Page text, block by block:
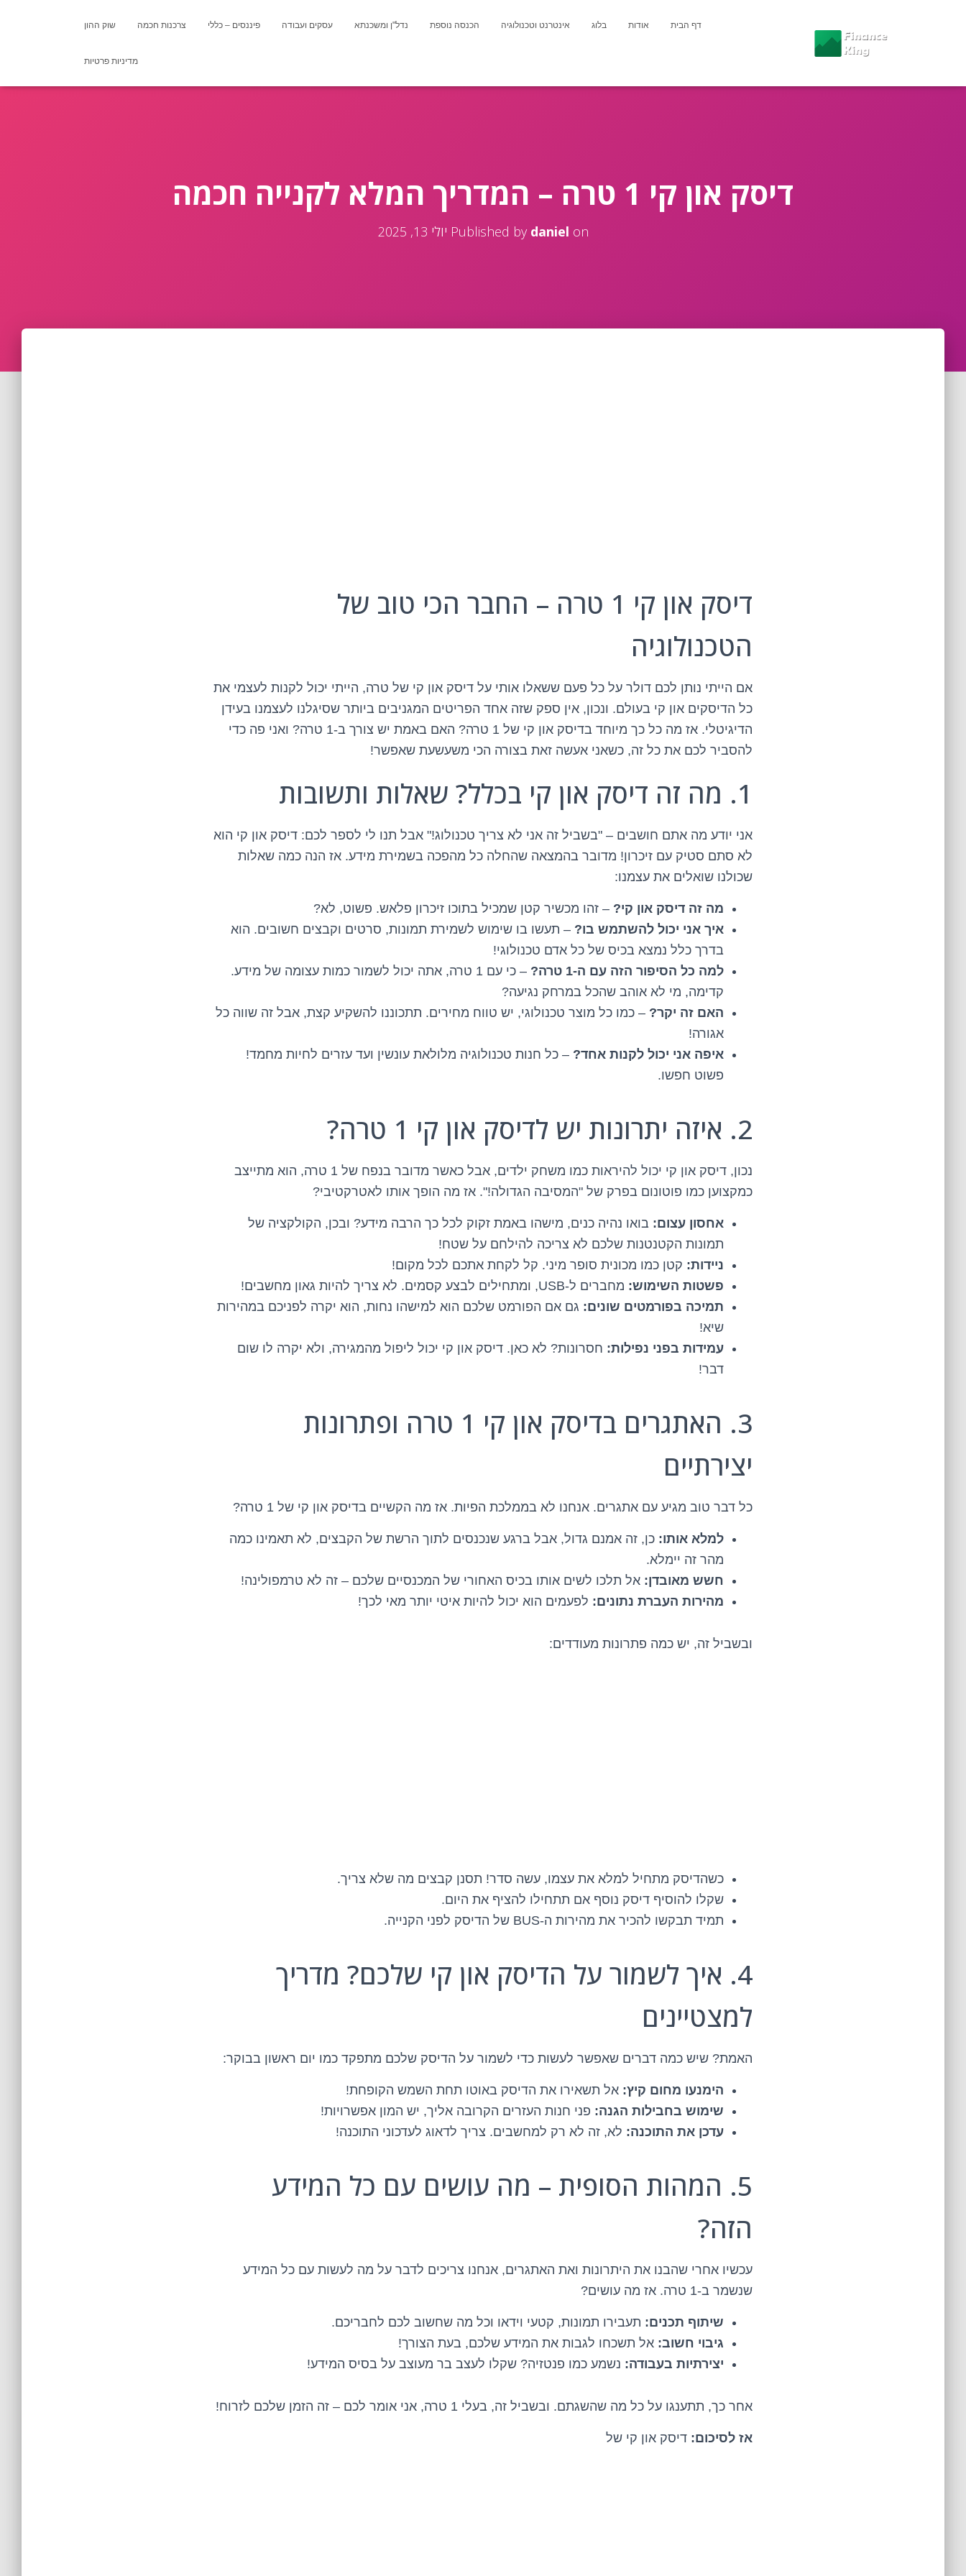
דף הבית אודות בלוג אינטרנט וטכנולוגיה הכנסה נוספת נדל"ן ומשכנתא עסקים ועבודה פיננסים – כללי צרכנות חכמה שוק ההון
מדיניות פרטיות
דיסק און קי 1 טרה – המדריך המלא לקנייה חכמה
Published by daniel on יולי 13, 2025
דיסק און קי 1 טרה – החבר הכי טוב של
הטכנולוגיה
אם הייתי נותן לכם דולר על כל פעם ששאלו אותי על דיסק און קי של טרה, הייתי יכול לקנות לעצמי את
כל הדיסקים און קי בעולם. ונכון, אין ספק שזה אחד הפריטים המגניבים ביותר שסיגלנו לעצמנו בעידן
הדיגיטלי. אז מה כל כך מיוחד בדיסק און קי של 1 טרה? האם באמת יש צורך ב-1 טרה? ואני פה כדי
להסביר לכם את כל זה, כשאני אעשה זאת בצורה הכי משעשעת שאפשר!
1. מה זה דיסק און קי בכלל? שאלות ותשובות
אני יודע מה אתם חושבים – "בשביל זה אני לא צריך טכנולוג!" אבל תנו לי לספר לכם: דיסק און קי הוא
לא סתם סטיק עם זיכרון! מדובר בהמצאה שהחלה כל מהפכה בשמירת מידע. אז הנה כמה שאלות
שכולנו שואלים את עצמנו:
מה זה דיסק און קי? – זהו מכשיר קטן שמכיל בתוכו זיכרון פלאש. פשוט, לא?
איך אני יכול להשתמש בו? – תעשו בו שימוש לשמירת תמונות, סרטים וקבצים חשובים. הוא
בדרך כלל נמצא בכיס של כל אדם טכנולוגי!
למה כל הסיפור הזה עם ה-1 טרה?
– כי עם 1 טרה, אתה יכול לשמור כמות עצומה של מידע.
קדימה, מי לא אוהב שהכל במרחק נגיעה?
האם זה יקר? – כמו כל מוצר טכנולוגי, יש טווח מחירים. תתכוננו להשקיע קצת, אבל זה שווה כל
אגורה!
איפה אני יכול לקנות אחד? – כל חנות טכנולוגיה מלולאת עונשין ועד עזרים לחיות מחמד!
פשוט חפשו.
2. איזה יתרונות יש לדיסק און קי 1 טרה?
נכון, דיסק און קי יכול להיראות כמו משחק ילדים, אבל כאשר מדובר בנפח של 1 טרה, הוא מתייצב
כמקצוען כמו פוטונום בפרק של "המסיבה הגדולה!". אז מה הופך אותו לאטרקטיבי?
אחסון עצום: בואו נהיה כנים, מישהו באמת זקוק לכל כך הרבה מידע? ובכן, הקולקציה של
תמונות הקטנטנות שלכם לא צריכה להילחם על שטח!
ניידות: קטן כמו מכונית סופר מיני. קל לקחת אתכם לכל מקום!
פשטות השימוש: מחברים ל-USB, ומתחילים לבצע קסמים. לא צריך להיות גאון מחשבים!
תמיכה בפורמטים שונים: גם אם הפורמט שלכם הוא למישהו נחות, הוא יקרה לפניכם במהירות
שיא!
עמידות בפני נפילות: חסרונות? לא כאן. דיסק און קי יכול ליפול מהמגירה, ולא יקרה לו שום
דבר!
3. האתגרים בדיסק און קי 1 טרה ופתרונות
יצירתיים
כל דבר טוב מגיע עם אתגרים. אנחנו לא בממלכת הפיות. אז מה הקשיים בדיסק און קי של 1 טרה?
למלא אותו: כן, זה אמנם גדול, אבל ברגע שנכנסים לתוך הרשת של הקבצים, לא תאמינו כמה
מהר זה יימלא.
חשש מאובדן: אל תלכו לשים אותו בכיס האחורי של המכנסיים שלכם – זה לא טרמפולינה!
מהירות העברת נתונים: לפעמים הוא יכול להיות איטי יותר מאי לכך!
ובשביל זה, יש כמה פתרונות מעודדים:
כשהדיסק מתחיל למלא את עצמו, עשה סדר! תסנן קבצים מה שלא צריך.
שקלו להוסיף דיסק נוסף אם תתחילו להציף את היום.
תמיד תבקשו להכיר את מהירות ה-BUS של הדיסק לפני הקנייה.
4. איך לשמור על הדיסק און קי שלכם? מדריך
למצטיינים
האמת? שיש כמה דברים שאפשר לעשות כדי לשמור על הדיסק שלכם מתפקד כמו יום ראשון בבוקר:
הימנעו מחום קיץ: אל תשאירו את הדיסק באוטו תחת השמש הקופחת!
שימוש בחבילות הגנה: פני חנות העזרים הקרובה אליך, יש המון אפשרויות!
עדכן את התוכנה: לא, זה לא רק למחשבים. צריך לדאוג לעדכוני התוכנה!
5. המהות הסופית – מה עושים עם כל המידע
הזה?
עכשיו אחרי שהבנו את היתרונות ואת האתגרים, אנחנו צריכים לדבר על מה לעשות עם כל המידע
שנשמר ב-1 טרה. אז מה עושים?
שיתוף תכנים: תעבירו תמונות, קטעי וידאו וכל מה שחשוב לכם לחבריכם.
גיבוי חשוב: אל תשכחו לגבות את המידע שלכם, בעת הצורך!
יצירתיות בעבודה: נשמע כמו פנטזיה? שקלו לעצב בר מעוצב על בסיס המידע!
אחר כך, תתענגו על כל מה שהשגתם. ובשביל זה, בעלי 1 טרה, אני אומר לכם – זה הזמן שלכם לזרוח!
אז לסיכום: דיסק און קי של